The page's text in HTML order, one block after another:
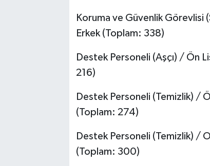
Koruma ve Güvenlik Görevlisi
Erkek (Toplam: 338)
Destek Personeli (Aşçı) / Ön
216)
Destek Personeli (Temizlik) /
(Toplam: 274)
Destek Personeli (Temizlik) /
(Toplam: 300)